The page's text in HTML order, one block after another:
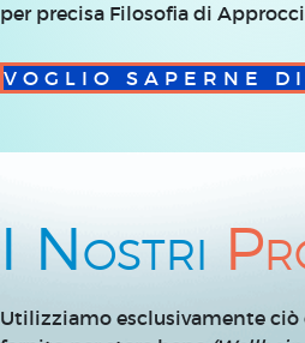
per precisa Filosofia di
VOGLIO SAPERNE
I Nostri
Utilizziamo esclusivamente ciò